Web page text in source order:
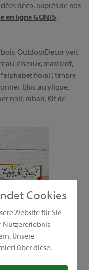
Cookies
Website für Sie
Nutzererlebnis
Unsere
über diese.
déco, auprès de nos
en ligne GONIS.
bois, OutdoorDecor vert
ciseaux, massicot,
floral", timbre
bloc acrylique,
noir, ruban, Kit de